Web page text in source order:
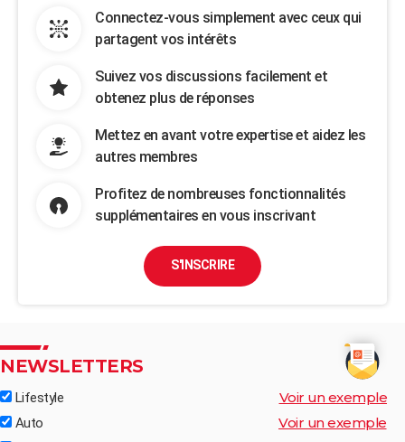
Connectez-vous simplement avec ceux qui
partagent vos intérêts
Suivez vos discussions facilement et
obtenez plus de réponses
Mettez en avant votre expertise et aidez les
autres membres
Profitez de nombreuses fonctionnalités
supplémentaires en vous inscrivant
S'INSCRIRE
NEWSLETTERS
Lifestyle Voir un exemple
Auto Voir un exemple